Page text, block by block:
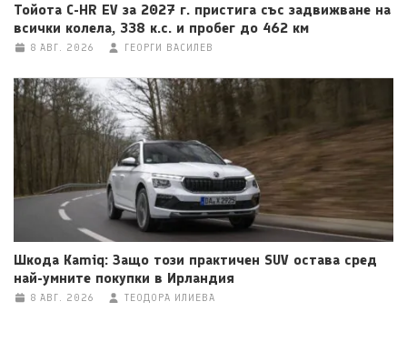
Тойота C-HR EV за 2027 г. пристига със задвижване на
всички колела, 338 к.с. и пробег до 462 км
8 АВГ. 2026 ГЕОРГИ ВАСИЛЕВ
Шкода Kamiq: Защо този практичен SUV остава сред
най-умните покупки в Ирландия
8 АВГ. 2026 ТЕОДОРА ИЛИЕВА